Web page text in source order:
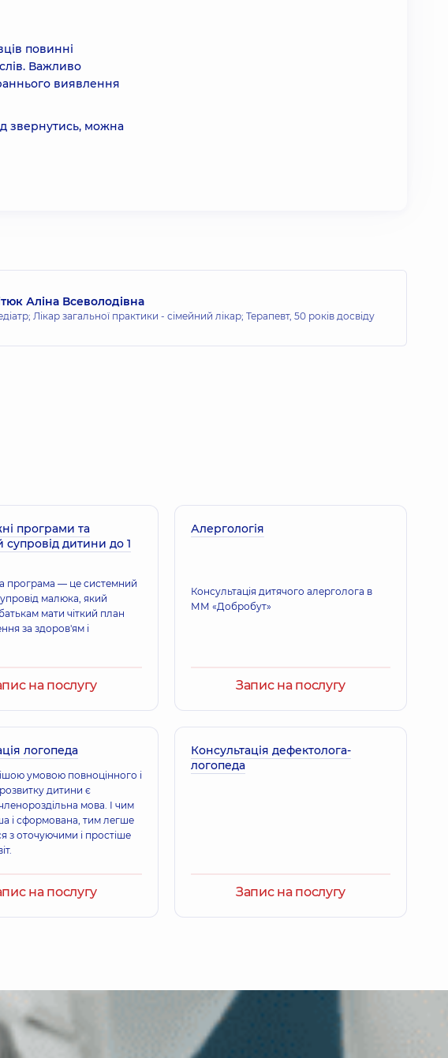
повинні
Важливо
виявлення
звернутись, можна
Аліна Всеволодівна
Лікар загальної практики - сімейний лікар; Терапевт, 50 років досвіду
програми та
дитини до 1
програма — це системний
малюка, який
мати чіткий план
за здоров'ям і
на послугу
Алергологія
Консультація дитячого алерголога в
ММ «Добробут»
Запис на послугу
логопеда
умовою повноцінного і
дитини є
мова. І чим
і сформована, тим легше
з оточуючими і простіше
на послугу
Консультація дефектолога-
логопеда
Запис на послугу